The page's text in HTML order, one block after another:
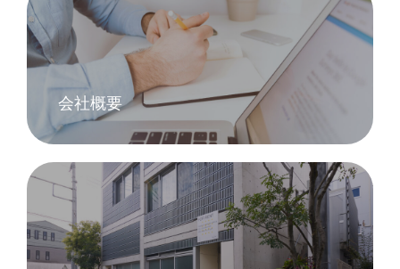
会社概要